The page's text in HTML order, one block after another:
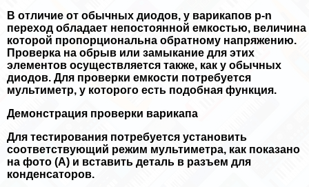
В отличие от обычных диодов, у варикапов p-n
переход обладает непостоянной емкостью, величина
которой пропорциональна обратному напряжению.
Проверка на обрыв или замыкание для этих
элементов осуществляется также, как у обычных
диодов. Для проверки емкости потребуется
мультиметр, у которого есть подобная функция.
Демонстрация проверки варикапа
Для тестирования потребуется установить
соответствующий режим мультиметра, как показано
на фото (А) и вставить деталь в разъем для
конденсаторов.